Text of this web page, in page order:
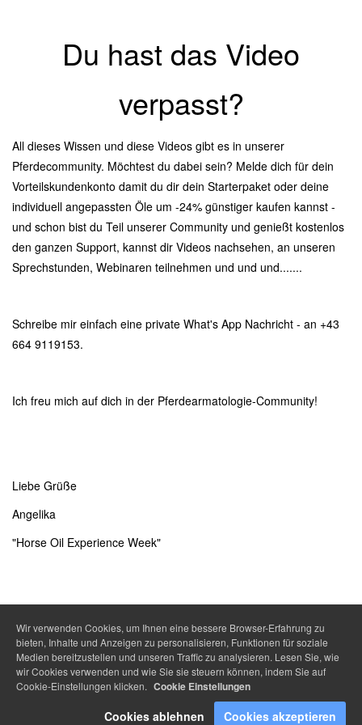
Du hast das Video
verpasst?
All dieses Wissen und diese Videos gibt es in unserer
Pferdecommunity. Möchtest du dabei sein? Melde dich für dein
Vorteilskundenkonto damit du dir dein Starterpaket oder deine
individuell angepassten Öle um -24% günstiger kaufen kannst -
und schon bist du Teil unserer Community und genießt kostenlos
den ganzen Support, kannst dir Videos nachsehen, an unseren
Sprechstunden, Webinaren teilnehmen und und und.......
Schreibe mir einfach eine private What's App Nachricht - an +43
664 9119153.
Ich freu mich auf dich in der Pferdearmatologie-Community!
Liebe Grüße
Angelika
"Horse Oil Experience Week"
Wir verwenden Cookies, um Ihnen eine bessere Browser-Erfahrung zu
bieten, Inhalte und Anzeigen zu personalisieren, Funktionen für soziale
Medien bereitzustellen und unseren Traffic zu analysieren. Lesen Sie, wie
wir Cookies verwenden und wie Sie sie steuern können, indem Sie auf
Cookie-Einstellungen klicken. Cookie Einstellungen
Cookies ablehnen Cookies akzeptieren